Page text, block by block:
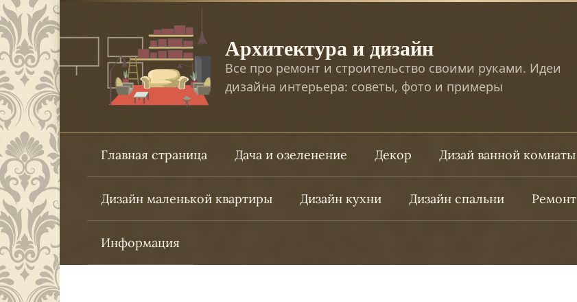
Перейти
к
контенту
Архитектура и дизайн
Все про ремонт и строительство своими руками. Идеи
дизайна интерьера: советы, фото и примеры
Главная страница Дача и озеленение Декор Дизай ванной комнаты
Дизайн маленькой квартиры Дизайн кухни Дизайн спальни Ремонт
Информация